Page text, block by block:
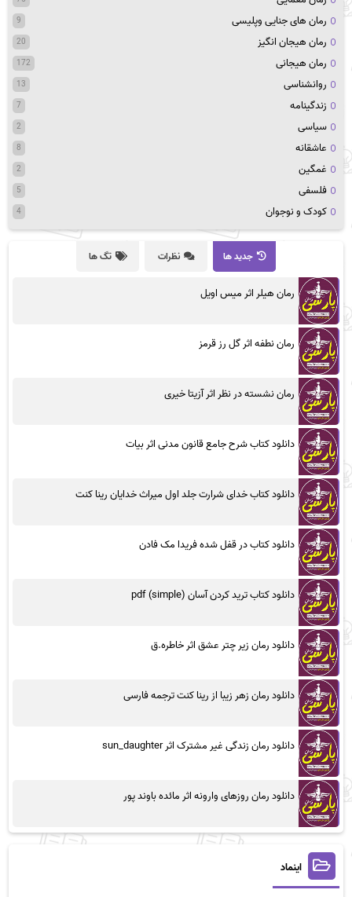
رمان های جنایی وپلیسی 9
رمان هیجان انگیز 20
رمان هیجانی 172
روانشناسی 13
زندگینامه 7
سیاسی 2
عاشقانه 8
غمگین 2
فلسفی 5
کودک و نوجوان 4
جدید ها نظرات تگ ها
رمان هیلر اثر میس اویل
رمان نطفه اثر گل رز قرمز
رمان نشسته در نظر اثر آزیتا خیری
دانلود کتاب شرح جامع قانون مدنی اثر بیات
دانلود کتاب خدای شرارت جلد اول میراث خدایان رینا کنت
دانلود کتاب در قفل شده فریدا مک فادن
دانلود کتاب ترید کردن آسان (simple) pdf
دانلود رمان زیر چتر عشق اثر خاطره.ق
دانلود رمان زهر زیبا از رینا کنت ترجمه فارسی
دانلود رمان زندگی غیر مشترک اثر sun_daughter
دانلود رمان روزهای وارونه اثر مائده باوند پور
اینماد